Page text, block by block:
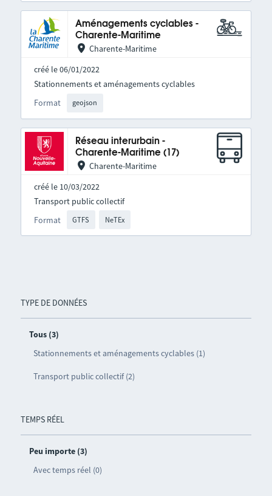
TYPE DE DONNÉES
Tous (3)
Stationnements et aménagements cyclables (1)
Transport public collectif (2)
TEMPS RÉEL
Peu importe (3)
Avec temps réel (0)
Aménagements cyclables -
Charente-Maritime
Charente-Maritime
créé le 06/01/2022
Format geojson
Stationnements et aménagements cyclables
Réseau interurbain -
Charente-Maritime (17)
Charente-Maritime
créé le 10/03/2022
Format GTFS NeTEx
Transport public collectif